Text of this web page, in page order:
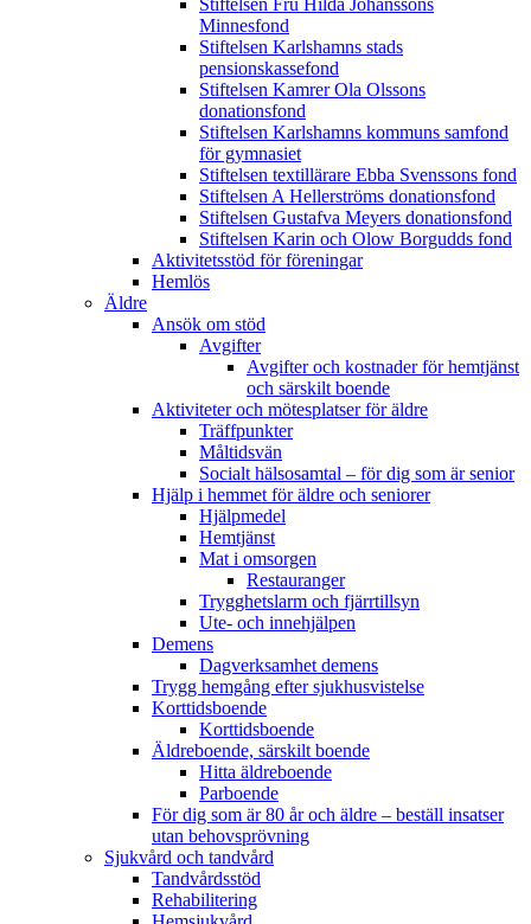
Stiftelsen Fru Hilda Johanssons
Minnesfond
Stiftelsen Karlshamns stads
pensionskassefond
Stiftelsen Kamrer Ola Olssons
donationsfond
Stiftelsen Karlshamns kommuns samfond
för gymnasiet
Stiftelsen textillärare Ebba Svenssons fond
Stiftelsen A Hellerströms donationsfond
Stiftelsen Gustafva Meyers donationsfond
Stiftelsen Karin och Olow Borgudds fond
Aktivitetsstöd för föreningar
Hemlös
Äldre
Ansök om stöd
Avgifter
Avgifter och kostnader för hemtjänst
och särskilt boende
Aktiviteter och mötesplatser för äldre
Träffpunkter
Måltidsvän
Socialt hälsosamtal – för dig som är senior
Hjälp i hemmet för äldre och seniorer
Hjälpmedel
Hemtjänst
Mat i omsorgen
Restauranger
Trygghetslarm och fjärrtillsyn
Ute- och innehjälpen
Demens
Dagverksamhet demens
Trygg hemgång efter sjukhusvistelse
Korttidsboende
Korttidsboende
Äldreboende, särskilt boende
Hitta äldreboende
Parboende
För dig som är 80 år och äldre – beställ insatser
utan behovsprövning
Sjukvård och tandvård
Tandvårdsstöd
Rehabilitering